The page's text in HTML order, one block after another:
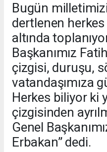
Bugün
dertlenen herkes
altında
Başkanımız
çizgisi, duruşu,
vatandaşımıza
Herkes biliyor ki
çizgisinden
Genel
Erbakan” dedi.